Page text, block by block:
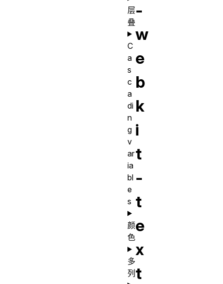
-
w
e
b
k
i
t
-
t
e
x
t
层
叠
C
a
s
c
a
di
n
g
v
ar
ia
bl
e
s
颜
色
多
列